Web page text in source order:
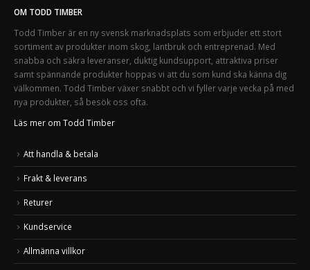
OM TODD TIMBER
Todd Timber är en ny svensk marknadsplats som erbjuder ett stort
sortiment av produkter inom skog, lantbruk och entreprenad. Med
snabba och säkra leveranser, duktig kundsupport, attraktiva priser
samt spännande produkter hoppas vi att du som kund ska känna dig
välkommen. Todd Timber växer snabbt och vi fyller varje vecka på med
nya produkter, så besök oss ofta.
Läs mer om Todd Timber
Att handla & betala
Frakt & leverans
Returer
Kundservice
Allmänna villkor